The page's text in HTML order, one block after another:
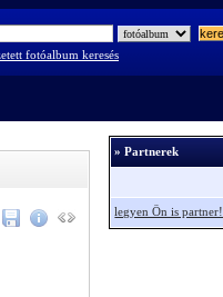
fotóalbum keresés
» Partnerek
legyen Ön is partner!